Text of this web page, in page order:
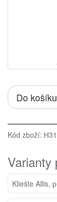
Do košíku
Kód zboží:
Varianty
Kliešte Allis,